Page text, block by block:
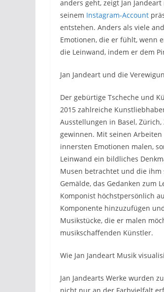
anders geht, zeigt Jan
seinem Instagram-Account
entstehen. Anders als viele
Emotionen, die er fühlt, wenn
die Leinwand, indem er dem
Jan Jandeart und die
Der gebürtige Tscheche und
2015 zahlreiche
Ausstellungen in Basel,
gewinnen. Mit seinen
innersten Emotionen malen,
Leinwand ein bildliches
Musen betrachtet und die ihm
Gemälde, das Gedanken zum
Komponist höchstpersönlich
Komponente hinzuzufügen
Musikstücke, die er malen
musikschaffenden Künstler.
Wie Jan Jandeart Musik
Jan Jandearts Werke wurden